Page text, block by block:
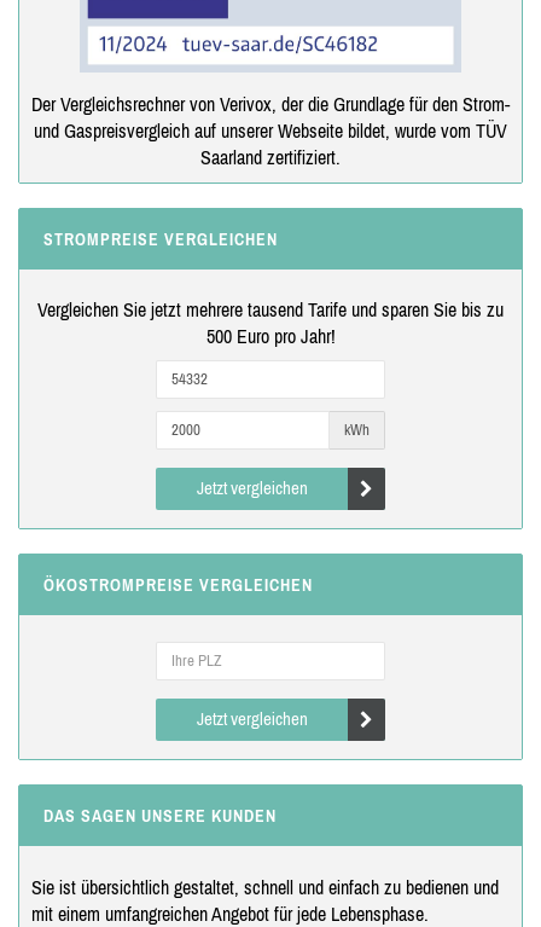
Der Vergleichsrechner von Verivox, der die Grundlage für den Strom-
und Gaspreisvergleich auf unserer Webseite bildet, wurde vom TÜV
Saarland zertifiziert.
STROMPREISE VERGLEICHEN
Vergleichen Sie jetzt mehrere tausend Tarife und sparen Sie bis zu
500 Euro pro Jahr!
kWh
Jetzt vergleichen
ÖKOSTROMPREISE VERGLEICHEN
Jetzt vergleichen
DAS SAGEN UNSERE KUNDEN
Sie ist übersichtlich gestaltet, schnell und einfach zu bedienen und
mit einem umfangreichen Angebot für jede Lebensphase.